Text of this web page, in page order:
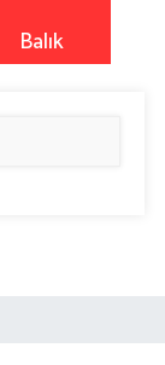
Balık